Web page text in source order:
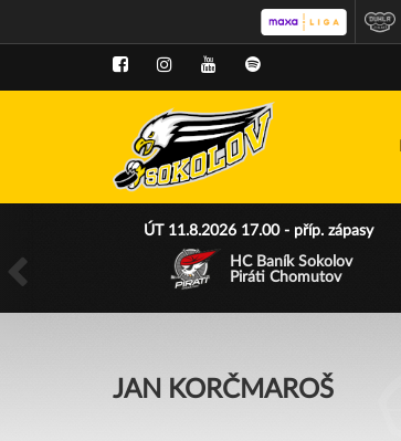
ÚT 11.8.2026 17.00 - příp. zápasy
HC Baník Sokolov
Piráti Chomutov
JAN KORČMAROŠ